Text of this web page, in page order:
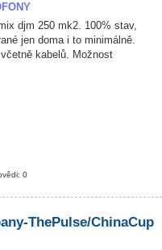
djm 250 mk2. 100% stav,
jen doma i to minimálně.
kabelů. Možnost
0
ThePulse/ChinaCup